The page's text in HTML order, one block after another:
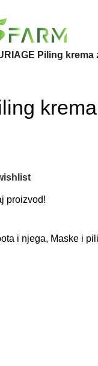
Piling krema
proizvod!
i njega, Maske i